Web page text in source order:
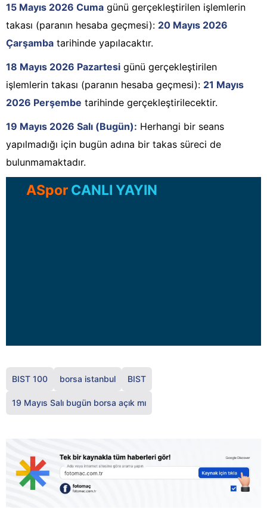
15 Mayıs 2026 Cuma günü gerçekleştirilen işlemlerin
takası (paranın hesaba geçmesi): 20 Mayıs 2026
Çarşamba tarihinde yapılacaktır.
18 Mayıs 2026 Pazartesi günü gerçekleştirilen
işlemlerin takası (paranın hesaba geçmesi): 21 Mayıs
2026 Perşembe tarihinde gerçekleştirilecektir.
19 Mayıs 2026 Salı (Bugün): Herhangi bir seans
yapılmadığı için bugün adına bir takas süreci de
bulunmamaktadır.
ASpor CANLI YAYIN
BIST 100 borsa istanbul BIST
19 Mayıs Salı bugün borsa açık mı